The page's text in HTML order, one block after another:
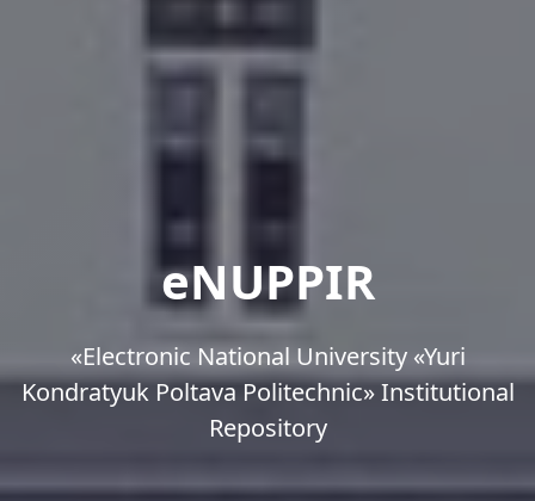
eNUPPIR
«Еlectronic National University «Yuri
Kondratyuk Poltava Politechnic» Institutional
Repository